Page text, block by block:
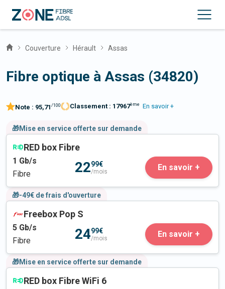
Couverture Hérault Assas
Fibre optique à Assas (34820)
Note : 95,71 /100 Classement : 17967ème En savoir +
🎁Mise en service offerte sur demande
RED box Fibre
1 Gb/s
Fibre
2299€
/mois En savoir +
🎁-49€ de frais d'ouverture
Freebox Pop S
5 Gb/s
Fibre
2499€
/mois En savoir +
🎁Mise en service offerte sur demande
RED box Fibre WiFi 6